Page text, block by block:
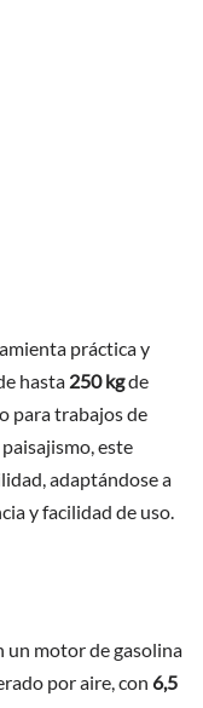
práctica y
hasta 250 kgde
para trabajos de
este
adaptándose a
y facilidad de uso.
un motor de gasolina
por aire, con 6,5